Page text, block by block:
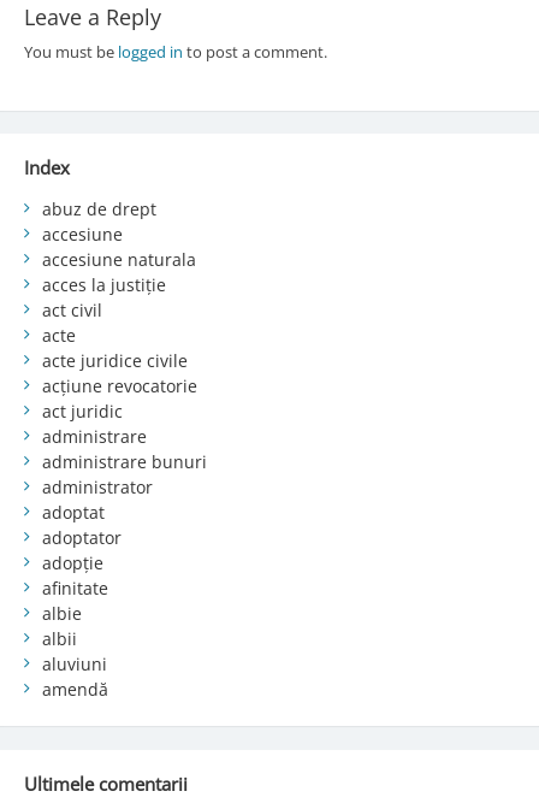
Leave a Reply
You must be logged in to post a comment.
Index
abuz de drept
accesiune
accesiune naturala
acces la justiție
act civil
acte
acte juridice civile
acțiune revocatorie
act juridic
administrare
administrare bunuri
administrator
adoptat
adoptator
adopție
afinitate
albie
albii
aluviuni
amendă
Ultimele comentarii